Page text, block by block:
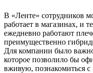
В «Ленте» сотрудников
работает в магазинах, и
ежедневно работают
преимущественно
Для компании было
которое позволило бы
вживую, познакомиться